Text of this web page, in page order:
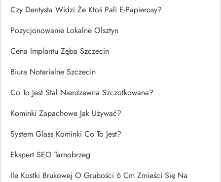
Czy Dentysta Widzi Że Ktoś Pali E-Papierosy?
Pozycjonowanie Lokalne Olsztyn
Cena Implantu Zęba Szczecin
Biura Notarialne Szczecin
Co To Jest Stal Nierdzewna Szczotkowana?
Kominki Zapachowe Jak Używać?
System Glass Kominki Co To Jest?
Ekspert SEO Tarnobrzeg
Ile Kostki Brukowej O Grubości 6 Cm Zmieści Się Na